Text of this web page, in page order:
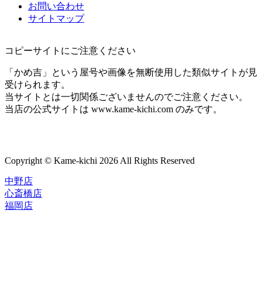
お問い合わせ
サイトマップ
コピーサイトにご注意ください
「かめ吉」という屋号や画像を無断使用した類似サイトが見
受けられます。
当サイトとは一切関係ございませんのでご注意ください。
当店の公式サイトは www.kame-kichi.com のみです。
Copyright © Kame-kichi 2026 All Rights Reserved
中野店
心斎橋店
福岡店